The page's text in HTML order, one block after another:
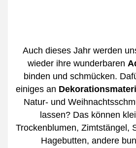
Auch dieses Jahr werden
wieder ihre wunderbaren
binden und schmücken.
einiges an
Natur- und
lassen? Das können
Trockenblumen, Zimtstängel,
Hagebutten, andere